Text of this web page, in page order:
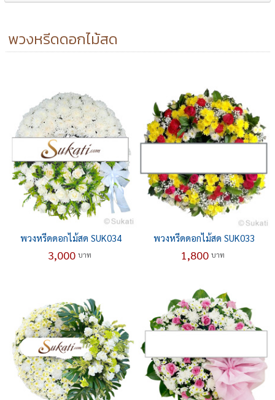
พวงหรีดดอกไม้สด
พวงหรีดดอกไม้สด SUK034
3,000 บาท
พวงหรีดดอกไม้สด SUK033
1,800 บาท